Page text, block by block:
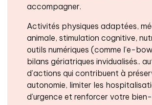
accompagner.
Activités physiques adaptées,
animale, stimulation cognitive,
outils numériques (comme l’e-
bilans gériatriques invidualisés..
d’actions qui contribuent à
autonomie, limiter les
d’urgence et renforcer votre